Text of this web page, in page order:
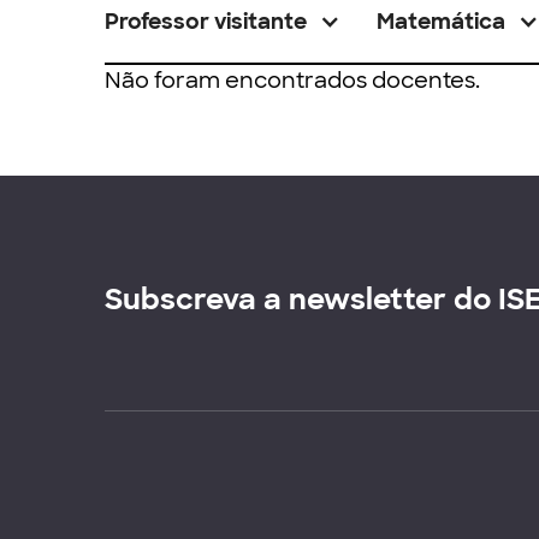
Professor visitante Matemática
Não foram encontrados docentes.
Subscreva a newsletter do